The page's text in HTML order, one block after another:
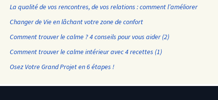
La qualité de vos rencontres, de vos relations : comment l’améliorer
Changer de Vie en lâchant votre zone de confort
Comment trouver le calme ? 4 conseils pour vous aider (2)
Comment trouver le calme intérieur avec 4 recettes (1)
Osez Votre Grand Projet en 6 étapes !